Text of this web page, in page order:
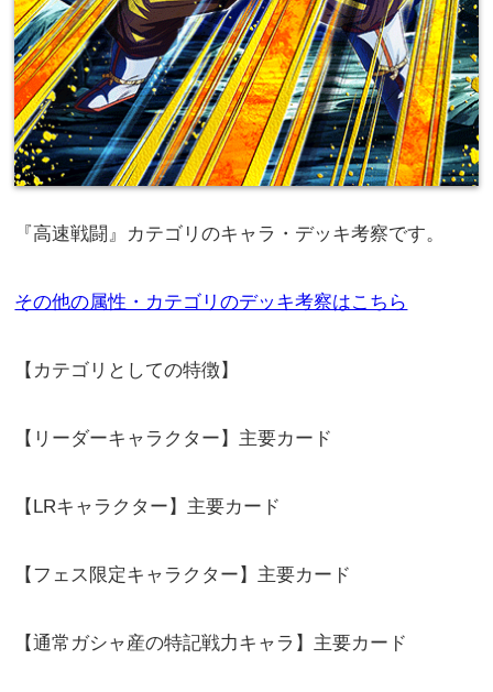
『高速戦闘』カテゴリのキャラ・デッキ考察です。
その他の属性・カテゴリのデッキ考察はこちら
【カテゴリとしての特徴】
【リーダーキャラクター】主要カード
【LRキャラクター】主要カード
【フェス限定キャラクター】主要カード
【通常ガシャ産の特記戦力キャラ】主要カード